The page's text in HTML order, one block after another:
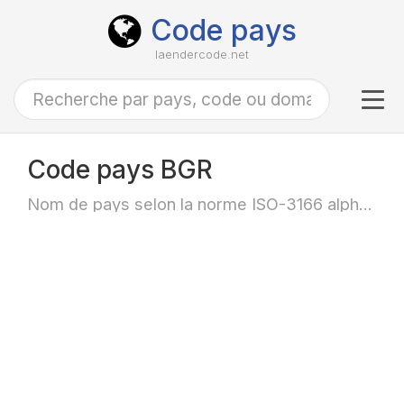
Code pays
laendercode.net
Code pays BGR
Nom de pays selon la norme ISO-3166 alpha-3